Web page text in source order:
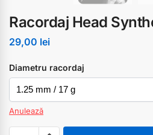
Racordaj Head
29,00 lei
Diametru racordaj
Anulează